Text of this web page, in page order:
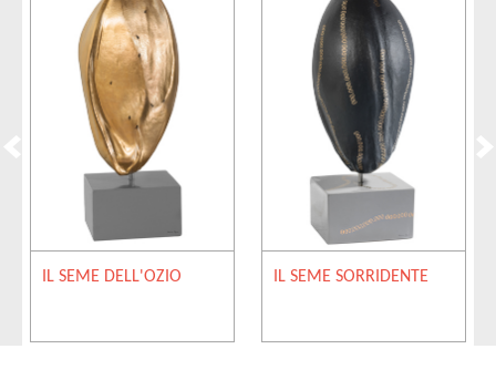
IL SEME DELL'OZIO IL SEME SORRIDENTE